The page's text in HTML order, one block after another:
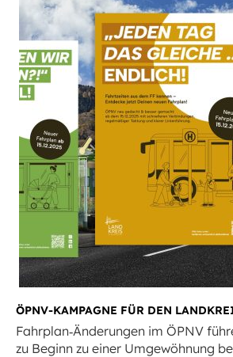
ÖPNV-KAMPAGNE FÜR DEN
Fahrplan‑Änderungen im ÖPNV
zu Beginn zu einer Umge­wöh­nung